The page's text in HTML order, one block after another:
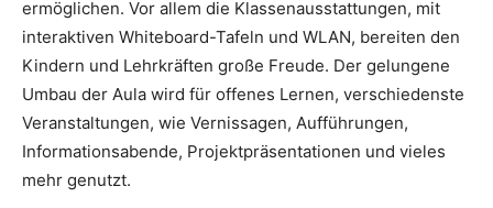
ermöglichen. Vor allem die Klassenausstattungen, mit
interaktiven Whiteboard-Tafeln und WLAN, bereiten den
Kindern und Lehrkräften große Freude. Der gelungene
Umbau der Aula wird für offenes Lernen, verschiedenste
Veranstaltungen, wie Vernissagen, Aufführungen,
Informationsabende, Projektpräsentationen und vieles
mehr genutzt.